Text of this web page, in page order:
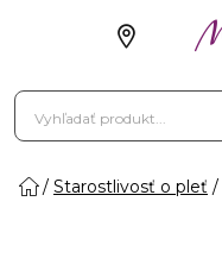
Starostlivosť o pleť